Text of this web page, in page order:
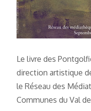
Le livre des
direction artistique
le Réseau des
Communes du Val